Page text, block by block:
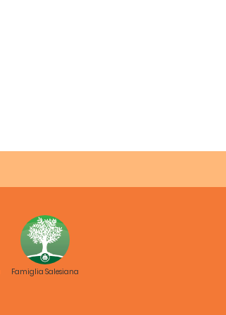
Famiglia Salesiana